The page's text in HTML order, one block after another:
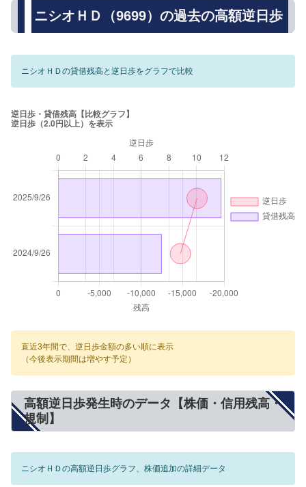
ニシオＨＤ（9699）の過去の高額逆日歩
ニシオＨＤの貸借残高と逆日歩をグラフで比較
直近3年間で、逆日歩金額の多い順に表示
（今後表示期間は増やす予定）
高額逆日歩発生時のデータ【株価・信用残高・
規制】
ニシオＨＤの高額逆日歩グラフ、株価追加の詳細データ